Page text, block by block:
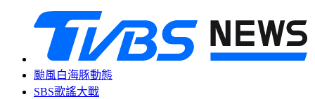
颱風白海豚動態
SBS歌謠大戰